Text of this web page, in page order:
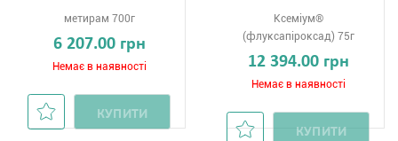
метирам 700г
6 207.00 грн
Немає в наявності
КУПИТИ
Ксеміум®
(флуксапіроксад) 75г
12 394.00 грн
Немає в наявності
КУПИТИ